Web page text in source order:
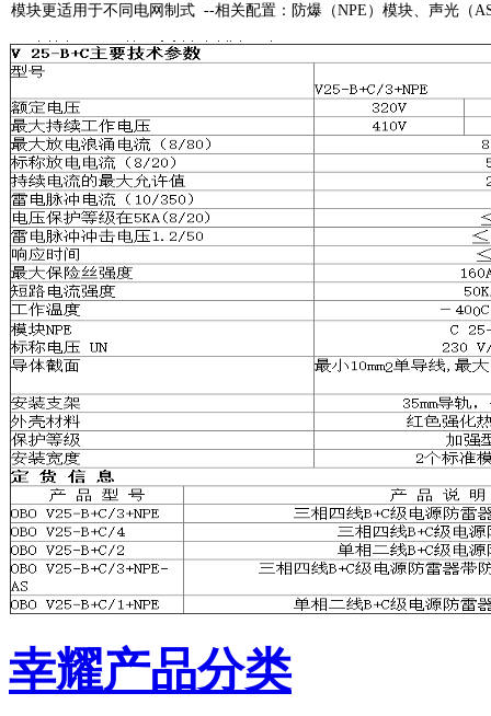
模块更适用于不同电网制式 --相关配置：防爆（NPE）模块、声光（
幸耀产品分类